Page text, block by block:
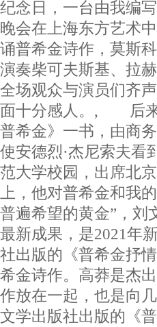
纪念日，一台由我编
晚会在上海东方艺术
诵普希金诗作，莫斯
演奏柴可夫斯基、拉
全场观众与演员们齐
面十分感人。, 后来
普希金》一书，由商
使安德烈·杰尼索夫看
范大学校园，出席北
上，他对普希金和我
普遍希望的黄金”，
最新成果，是2021年
社出版的《普希金抒
希金诗作。高莽是杰
作放在一起，也是向
文学出版社出版的《